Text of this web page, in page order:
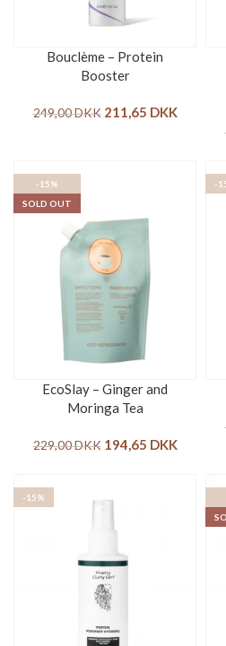
Bouclème – Protein
Booster
249,00DKK 211,65 DKK
-15%
SOLD OUT
EcoSlay – Ginger and
Moringa Tea
229,00DKK 194,65 DKK
-
-15%